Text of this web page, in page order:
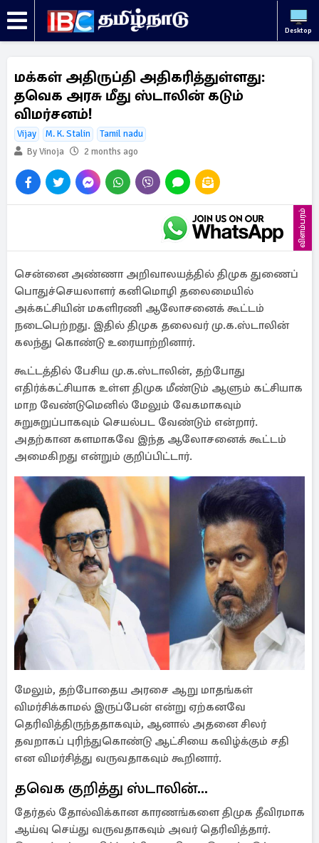
Desktop
மக்கள் அதிருப்தி அதிகரித்துள்ளது:
தவெக அரசு மீது ஸ்டாலின் கடும்
விமர்சனம்!
Vijay M. K. Stalin
Tamil nadu
By Vinoja
2 months ago
விளம்பரம்
சென்னை அண்ணா அறிவாலயத்தில் திமுக துணைப்
பொதுச்செயலாளர் கனிமொழி தலைமையில்
அக்கட்சியின் மகளிரணி ஆலோசனைக் கூட்டம்
நடைபெற்றது. இதில் திமுக தலைவர் மு.க.ஸ்டாலின்
கலந்து கொண்டு உரையாற்றினார்.
கூட்டத்தில் பேசிய மு.க.ஸ்டாலின், தற்போது
எதிர்க்கட்சியாக உள்ள திமுக மீண்டும் ஆளும் கட்சியாக
மாற வேண்டுமெனில் மேலும் வேகமாகவும்
சுறுசுறுப்பாகவும் செயல்பட வேண்டும் என்றார்.
அதற்கான களமாகவே இந்த ஆலோசனைக் கூட்டம்
அமைகிறது என்றும் குறிப்பிட்டார்.
மேலும், தற்போதைய அரசை ஆறு மாதங்கள்
விமர்சிக்காமல் இருப்பேன் என்று ஏற்கனவே
தெரிவித்திருந்ததாகவும், ஆனால் அதனை சிலர்
தவறாகப் புரிந்துகொண்டு ஆட்சியை கவிழ்க்கும் சதி
என விமர்சித்து வருவதாகவும் கூறினார்.
தவெக குறித்து ஸ்டாலின்...
தேர்தல் தோல்விக்கான காரணங்களை திமுக தீவிரமாக
ஆய்வு செய்து வருவதாகவும் அவர் தெரிவித்தார்.